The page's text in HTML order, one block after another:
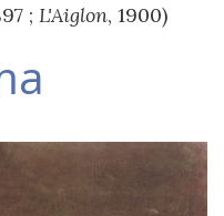
; L'Aiglon, 1900)